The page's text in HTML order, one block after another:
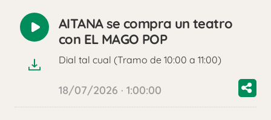
Reproducir
audio
AITANA se compra un teatro
con EL MAGO POP
Dial tal cual (Tramo de 10:00 a 11:00)
18/07/2026 · 1:00:00